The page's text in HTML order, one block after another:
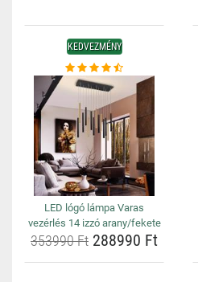
KEDVEZMÉNY
LED lógó lámpa Varas
vezérlés 14 izzó arany/fekete
353990 Ft 288990 Ft